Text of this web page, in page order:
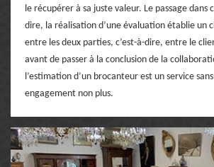
le récupérer à sa juste valeur. Le passage dans
dire, la réalisation d’une évaluation établie un
entre les deux parties, c’est-à-dire, entre le
avant de passer à la conclusion de la
l’estimation d’un brocanteur est un service
engagement non plus.